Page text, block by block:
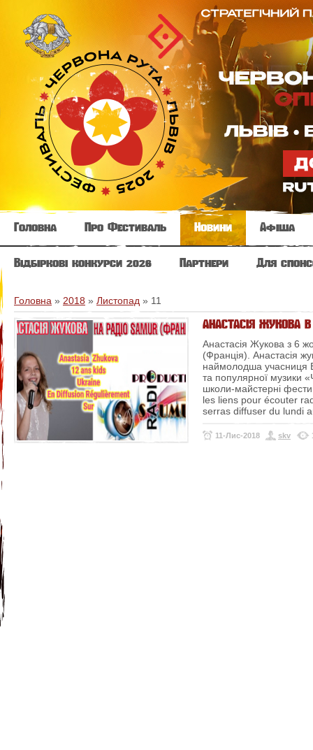
Головна Про Фестиваль Новини Афіша
Відбіркові конкурси 2026 Партнери Для
Головна » 2018 » Листопад » 11
АНАСТАСІЯ ЖУКОВА В
Анастасія Жукова з 6
(Франція). Анастасія
наймолодша учасниця
та популярної музики
школи-майстерні
les liens pour écouter
serras diffuser du lundi
11-Лис-2018 skv